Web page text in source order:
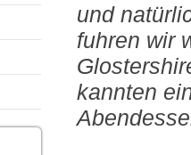
und
fuhren wir
kannten